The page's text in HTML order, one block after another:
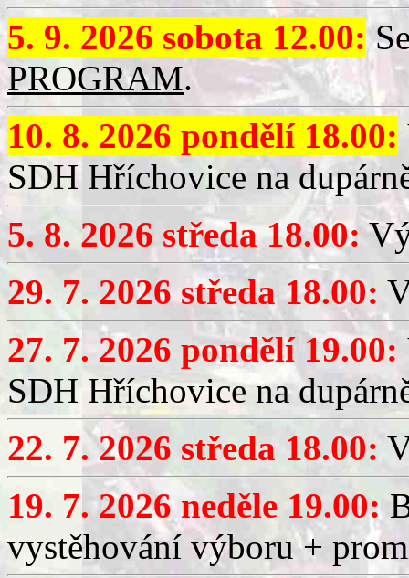
5. 9. 2026 sobota 12.00:
PROGRAM.
10. 8. 2026 pondělí 18.00:
SDH Hříchovice na
5. 8. 2026 středa 18.00:
29. 7. 2026 středa 18.00:
27. 7. 2026 pondělí 19.00:
SDH Hříchovice na
22. 7. 2026 středa 18.00:
19. 7. 2026 neděle 19.00:
vystěhování výboru +